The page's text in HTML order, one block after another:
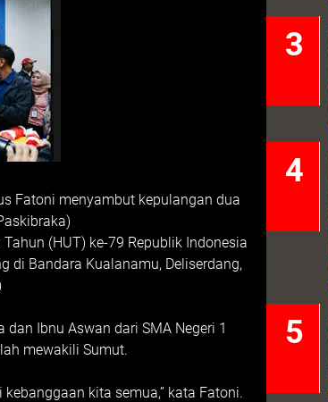
menyambut kepulangan dua
(HUT) ke-79 Republik Indonesia
di Bandara Kualanamu, Deliserdang,
Ibnu Aswan dari SMA Negeri 1
mewakili Sumut.
kita semua,” kata Fatoni.